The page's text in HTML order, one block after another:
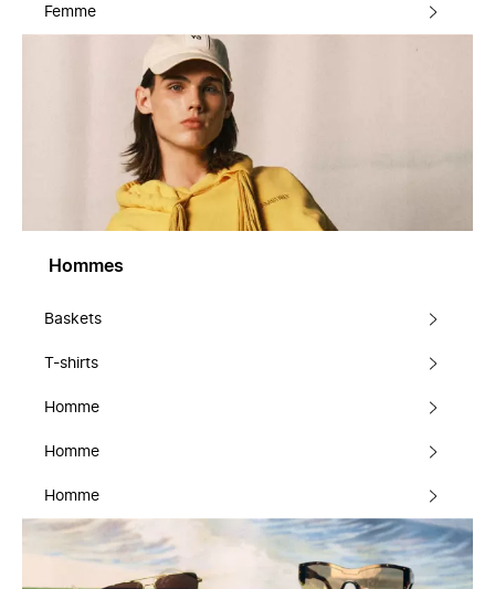
Femme
Hommes
Baskets
T-shirts
Homme
Homme
Homme